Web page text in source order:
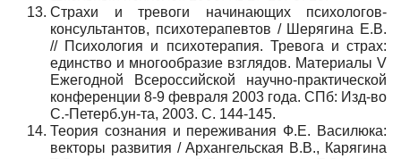
Страхи и тревоги начинающих психологов-
консультантов, психотерапевтов / Шерягина Е.В.
// Психология и психотерапия. Тревога и страх:
единство и многообразие взглядов. Материалы V
Ежегодной Всероссийской научно-практической
конференции 8-9 февраля 2003 года. СПб: Изд-во
С.-Петерб.ун-та, 2003. С. 144-145.
Теория сознания и переживания Ф.Е. Василюка:
векторы развития / Архангельская В.В., Карягина